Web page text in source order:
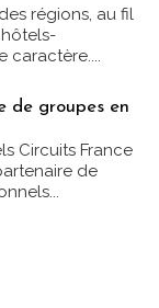
régions, au fil
caractère....
de groupes en
Circuits France
de